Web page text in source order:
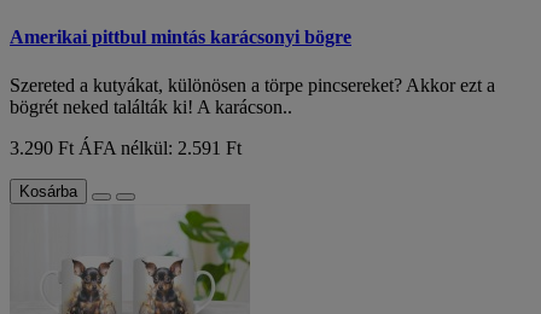
Amerikai pittbul mintás karácsonyi bögre
Szereted a kutyákat, különösen a törpe pincsereket? Akkor ezt a
bögrét neked találták ki! A karácson..
3.290 Ft ÁFA nélkül: 2.591 Ft
Kosárba